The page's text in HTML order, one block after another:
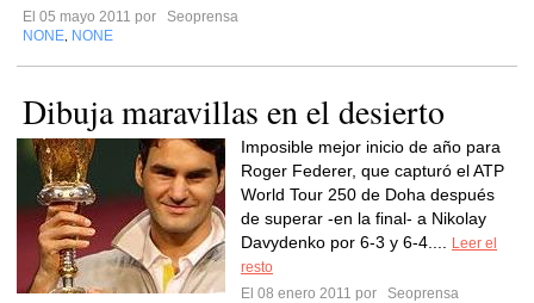
El 05 mayo 2011 por
Seoprensa
NONE NONE
Dibuja maravillas en el desierto
Imposible mejor inicio de año para
Roger Federer, que capturó el ATP
World Tour 250 de Doha después
de superar -en la final- a Nikolay
Davydenko por 6-3 y 6-4....
Leer el
resto
El 08 enero 2011 por
Seoprensa